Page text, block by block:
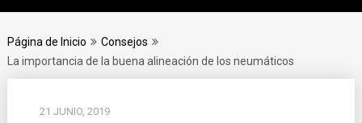
Página de Inicio
Consejos
La importancia de la buena alineación de los neumáticos
21 JUNIO, 2019